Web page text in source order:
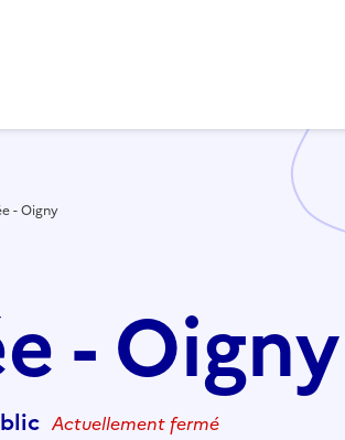
- Oigny
- Oigny
Actuellement fermé